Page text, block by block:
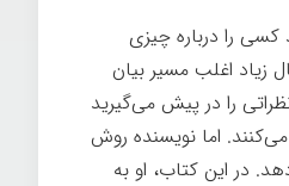
را درباره چیزی
زیاد اغلب مسیر بیان
را در پیش می‌گیرید
می‌کنند. اما نویسنده روش
در این کتاب، او به